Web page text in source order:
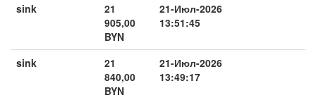
sink
21
905,00
BYN
21-Июл-2026
13:51:45
sink
21
840,00
BYN
21-Июл-2026
13:49:17